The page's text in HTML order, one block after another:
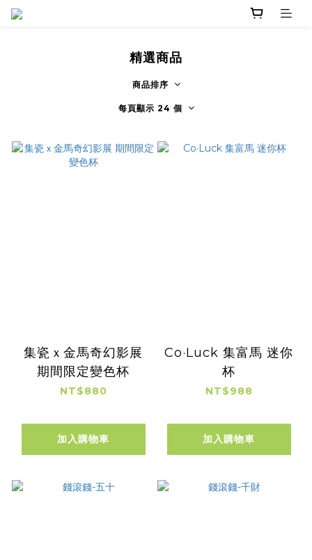
精選商品
商品排序
每頁顯示 24 個
集瓷ｘ金馬奇幻影展
期間限定變色杯
NT$880
加入購物車
Co·Luck 集富馬 迷你
杯
NT$988
加入購物車